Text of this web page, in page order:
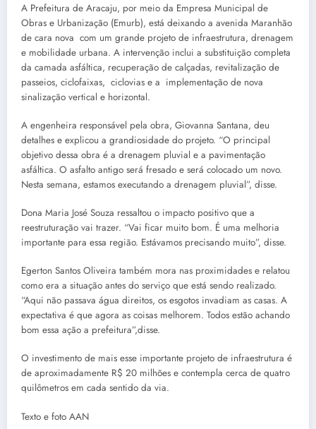
A Prefeitura de Aracaju, por meio da Empresa Municipal de
Obras e Urbanização (Emurb), está deixando a avenida Maranhão
de cara nova com um grande projeto de infraestrutura, drenagem
e mobilidade urbana. A intervenção inclui a substituição completa
da camada asfáltica, recuperação de calçadas, revitalização de
passeios, ciclofaixas, ciclovias e a implementação de nova
sinalização vertical e horizontal.
A engenheira responsável pela obra, Giovanna Santana, deu
detalhes e explicou a grandiosidade do projeto. “O principal
objetivo dessa obra é a drenagem pluvial e a pavimentação
asfáltica. O asfalto antigo será fresado e será colocado um novo.
Nesta semana, estamos executando a drenagem pluvial”, disse.
Dona Maria José Souza ressaltou o impacto positivo que a
reestruturação vai trazer. “Vai ficar muito bom. É uma melhoria
importante para essa região. Estávamos precisando muito”, disse.
Egerton Santos Oliveira também mora nas proximidades e relatou
como era a situação antes do serviço que está sendo realizado.
“Aqui não passava água direitos, os esgotos invadiam as casas. A
expectativa é que agora as coisas melhorem. Todos estão achando
bom essa ação a prefeitura”,disse.
O investimento de mais esse importante projeto de infraestrutura é
de aproximadamente R$ 20 milhões e contempla cerca de quatro
quilômetros em cada sentido da via.
Texto e foto AAN